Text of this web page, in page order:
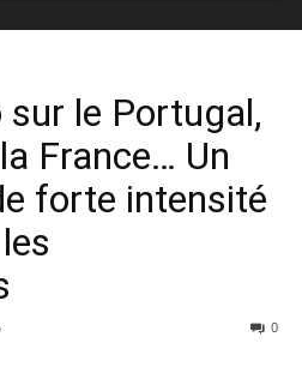
le Portugal,
France… Un
forte intensité
0